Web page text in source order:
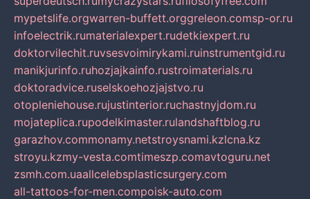
mypetslife.orgwarren-buffett.orggreleon.comsp-or.ru
infoelectrik.rumaterialexpert.rudetkiexpert.ru
doktorvilechit.ruvsesvoimirykami.ruinstrumentgid.ru
manikjurinfo.ruhozjajkainfo.rustroimaterials.ru
doktoradvice.ruselskoehozjajstvo.ru
otopleniehouse.rujustinterior.ruchastnyjdom.ru
mojateplica.rupodelkimaster.rulandshaftblog.ru
garazhov.commonamy.netstroysnami.kzlcna.kz
stroyu.kzmy-vesta.comtimeszp.comavtoguru.net
zsmh.com.uaallcelebsplasticsurgery.com
all-tattoos-for-men.compoisk-auto.com